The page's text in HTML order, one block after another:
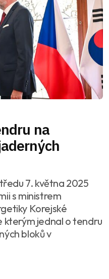
na
7. května 2025
s ministrem
Korejské
kterým jednal o tendru
bloků v